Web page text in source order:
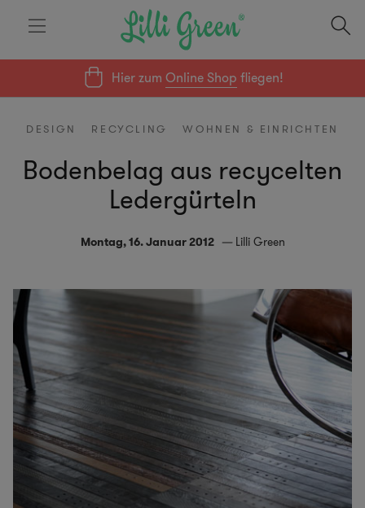
Hier zumOnline Shop fliegen!
DESIGN RECYCLING WOHNEN & EINRICHTEN
Bodenbelag aus recycelten
Ledergürteln
Montag, 16. Januar 2012 Lilli Green